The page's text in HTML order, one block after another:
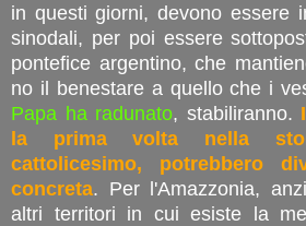
in questi giorni, devono essere
sinodali, per poi essere
pontefice argentino, che
no il benestare a quello che i
Papa ha radunato, stabiliranno.
la prima volta nella
cattolicesimo, potrebbero
concreta. Per l'Amazzonia,
altri territori in cui esiste la